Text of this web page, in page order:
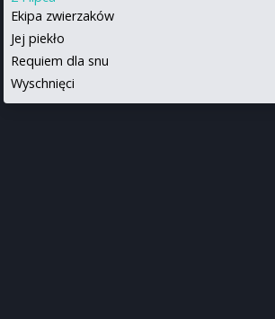
Ekipa zwierzaków
Jej piekło
Requiem dla snu
Wyschnięci